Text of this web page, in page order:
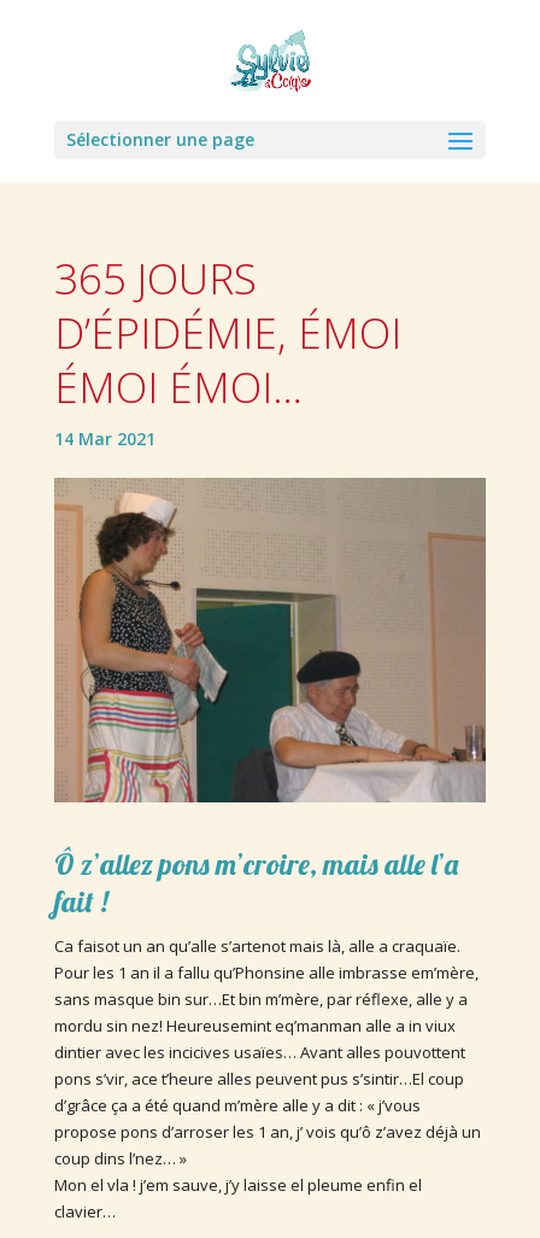
Sélectionner une page
365 JOURS
D’ÉPIDÉMIE, ÉMOI
ÉMOI ÉMOI…
14 Mar 2021
Ô z’allez pons m’croire, mais alle l’a
fait !
Ca faisot un an qu’alle s’artenot mais là, alle a craquaïe.
Pour les 1 an il a fallu qu’Phonsine alle imbrasse em’mère,
sans masque bin sur…Et bin m’mère, par réflexe, alle y a
mordu sin nez! Heureusemint eq’manman alle a in viux
dintier avec les incicives usaïes… Avant alles pouvottent
pons s’vir, ace t’heure alles peuvent pus s’sintir…El coup
d’grâce ça a été quand m’mère alle y a dit : « j’vous
propose pons d’arroser les 1 an, j’ vois qu’ô z’avez déjà un
coup dins l’nez… »
Mon el vla ! j’em sauve, j’y laisse el pleume enfin el
clavier…